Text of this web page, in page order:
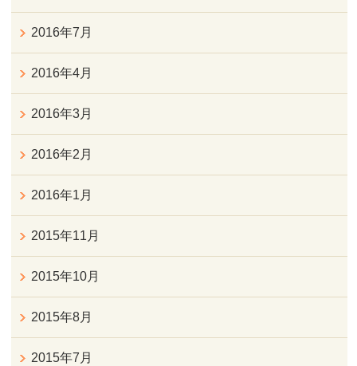
2016年7月
2016年4月
2016年3月
2016年2月
2016年1月
2015年11月
2015年10月
2015年8月
2015年7月